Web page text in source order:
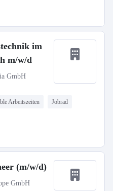
im
m/w/d
GmbH
Arbeitszeiten Jobrad
(m/w/d)
GmbH